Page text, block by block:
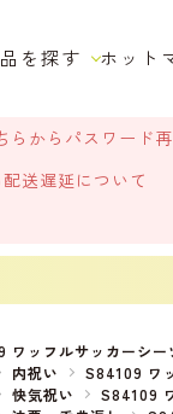
を探す ホット
らからパスワード
送遅延について
ワッフルサッカーシー
内祝い
S84109 ワ
快気祝い
S84109